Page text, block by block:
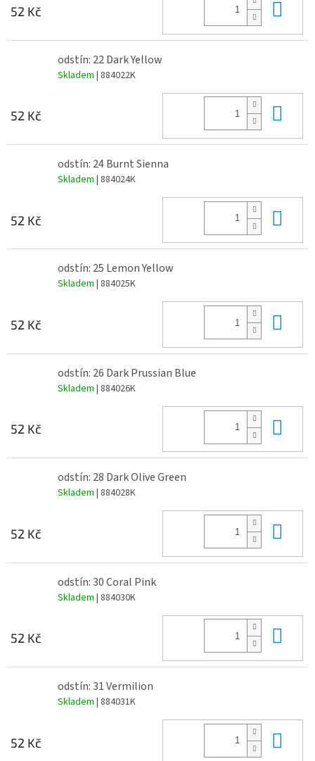
52 Kč
odstín: 22 Dark Yellow
Skladem | 884022K
52 Kč
odstín: 24 Burnt Sienna
Skladem | 884024K
52 Kč
odstín: 25 Lemon Yellow
Skladem | 884025K
52 Kč
odstín: 26 Dark Prussian Blue
Skladem | 884026K
52 Kč
odstín: 28 Dark Olive Green
Skladem | 884028K
52 Kč
odstín: 30 Coral Pink
Skladem | 884030K
52 Kč
odstín: 31 Vermilion
Skladem | 884031K
52 Kč